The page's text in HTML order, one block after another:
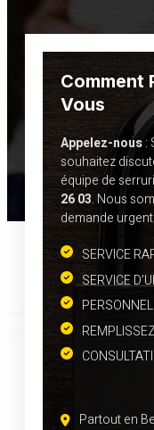
Comment
Vous
Appelez-nous:
souhaitez
équipe de
26 03. Nous
demande
SERVICE
SERVICE
Partout en